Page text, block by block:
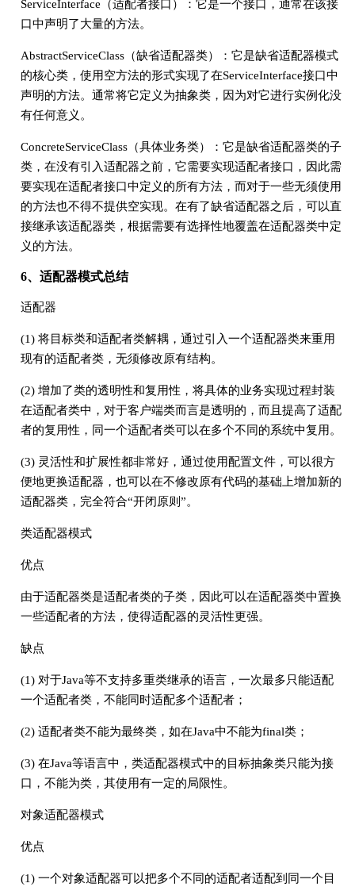
ServiceInterface（适配者接口）：它是一个接口，通常在该接
口中声明了大量的方法。
AbstractServiceClass（缺省适配器类）：它是缺省适配器模式
的核心类，使用空方法的形式实现了在ServiceInterface接口中
声明的方法。通常将它定义为抽象类，因为对它进行实例化没
有任何意义。
ConcreteServiceClass（具体业务类）：它是缺省适配器类的子
类，在没有引入适配器之前，它需要实现适配者接口，因此需
要实现在适配者接口中定义的所有方法，而对于一些无须使用
的方法也不得不提供空实现。在有了缺省适配器之后，可以直
接继承该适配器类，根据需要有选择性地覆盖在适配器类中定
义的方法。
6、适配器模式总结
适配器
(1) 将目标类和适配者类解耦，通过引入一个适配器类来重用
现有的适配者类，无须修改原有结构。
(2) 增加了类的透明性和复用性，将具体的业务实现过程封装
在适配者类中，对于客户端类而言是透明的，而且提高了适配
者的复用性，同一个适配者类可以在多个不同的系统中复用。
(3) 灵活性和扩展性都非常好，通过使用配置文件，可以很方
便地更换适配器，也可以在不修改原有代码的基础上增加新的
适配器类，完全符合“开闭原则”。
类适配器模式
优点
由于适配器类是适配者类的子类，因此可以在适配器类中置换
一些适配者的方法，使得适配器的灵活性更强。
缺点
(1) 对于Java等不支持多重类继承的语言，一次最多只能适配
一个适配者类，不能同时适配多个适配者；
(2) 适配者类不能为最终类，如在Java中不能为final类；
(3) 在Java等语言中，类适配器模式中的目标抽象类只能为接
口，不能为类，其使用有一定的局限性。
对象适配器模式
优点
(1) 一个对象适配器可以把多个不同的适配者适配到同一个目